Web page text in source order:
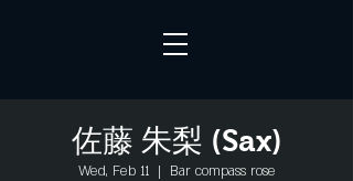
佐藤 朱梨 (Sax)
Wed, Feb 11
  |
Bar compass rose